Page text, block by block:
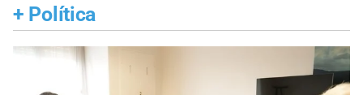
+ Política